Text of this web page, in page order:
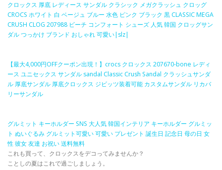
クロックス 厚底 レディース サンダル クラシック メガクラッシュ クロッグ
CROCS ホワイト 白 ベージュ ブルー 水色 ピンク ブラック 黒 CLASSIC MEGA
CRUSH CLOG 207988 ビーチ コンフォート シューズ 人気 韓国 クロッグサン
ダル つっかけ ブランド おしゃれ 可愛い|slz|
【最大4,000円OFFクーポン出現！】crocs クロックス 207670-bone レディ
ース ユニセックス サンダル sandal Classic Crush Sandal クラッシュサンダ
ル 厚底サンダル 厚底クロックス ジビッツ装着可能 カスタムサンダル リカバ
リーサンダル
グルミット キーホルダー SNS 大人気 韓国インテリア キーホルダー グルミッ
ト ぬいぐるみ グルミット可愛い 可愛い プレゼント 誕生日 記念日 母の日 女
性 彼女 友達 お祝い 送料無料
これも買って、クロックスをデコってみませんか？
ことしの夏はこれで過ごしましょう。